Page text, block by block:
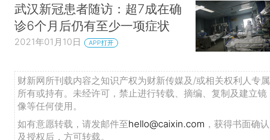
武汉新冠患者随访：超7成在确
诊6个月后仍有至少一项症状
2021年01月10日 APP打开
财新网所刊载内容之知识产权为财新传媒及/或相关权利人专属
所有或持有。未经许可，禁止进行转载、摘编、复制及建立镜
像等任何使用。
如有意愿转载，请发邮件至hello@caixin.com ，获得书面确认
及授权后，方可转载。